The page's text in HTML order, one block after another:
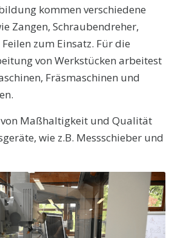
kommen verschiedene
Zangen, Schraubendreher,
zum Einsatz. Für die
von Werkstücken arbeitest
Fräsmaschinen und
Maßhaltigkeit und Qualität
wie z.B. Messschieber und